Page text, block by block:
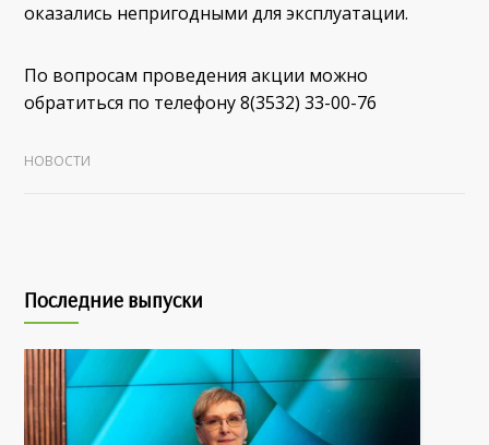
оказались непригодными для эксплуатации.
По вопросам проведения акции можно
обратиться по телефону 8(3532) 33-00-76
НОВОСТИ
Последние выпуски